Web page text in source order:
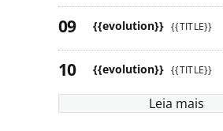
{{evolution}} {{TITLE}}
{{evolution}} {{TITLE}}
Leia mais